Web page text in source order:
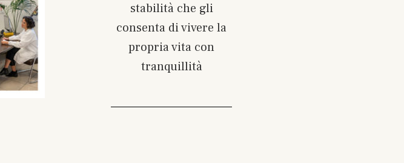
stabilità che gli
consenta di vivere la
propria vita con
tranquillità